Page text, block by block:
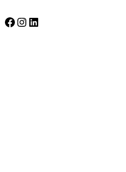
Facebook Instagram LinkedIn